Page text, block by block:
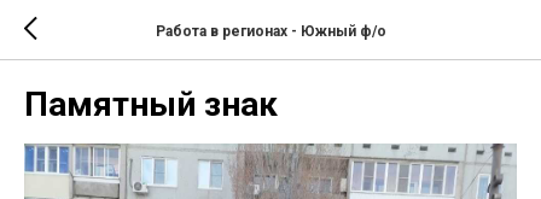
Работа в регионах - Южный ф/о
Памятный знак